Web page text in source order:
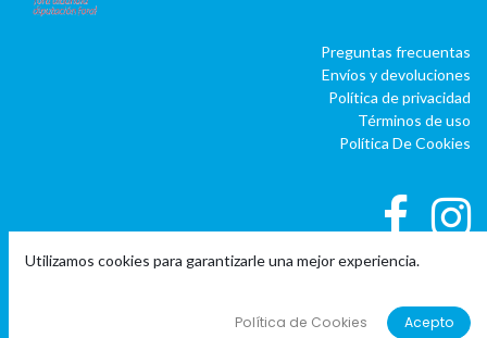
Preguntas frecuentas
Envíos y devoluciones
Política de privacidad
Términos de uso
Política De Cookies
- El #1ERP software para autónomos,
Utilizamos cookies para garantizarle una mejor experiencia.
Política de Cookies Acepto